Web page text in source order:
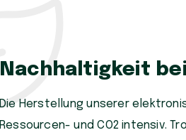
Nachhaltigkeit
Die Herstellung unserer
Ressourcen- und CO2 intensiv.